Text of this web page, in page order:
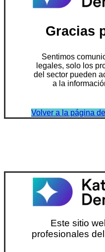
Gracias
Sentimos
legales, solo los
del sector pueden
a la
Volver a la página
Este sitio
profesionales